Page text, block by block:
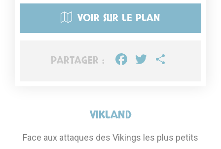
VOIR SUR LE PLAN
PARTAGER : FACEBOOK
TWITTER
VIKLAND
Face aux attaques des Vikings les plus petits